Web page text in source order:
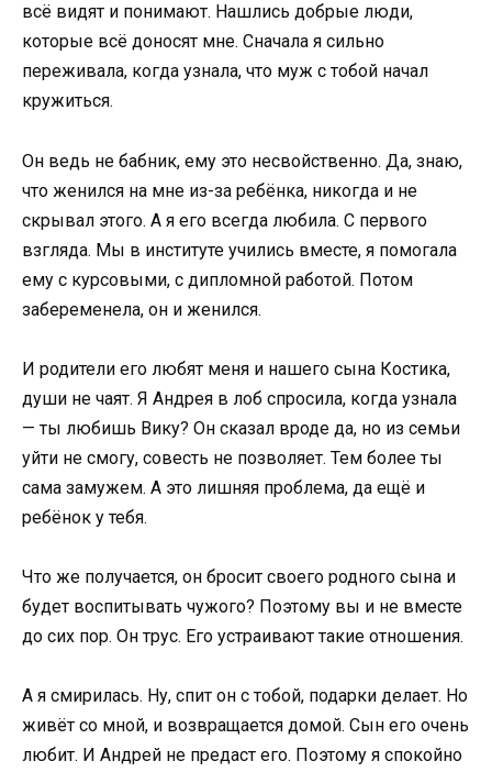
всё видят и понимают. Нашлись добрые люди,
которые всё доносят мне. Сначала я сильно
переживала, когда узнала, что муж с тобой начал
кружиться.
Он ведь не бабник, ему это несвойственно. Да, знаю,
что женился на мне из-за ребёнка, никогда и не
скрывал этого. А я его всегда любила. С первого
взгляда. Мы в институте учились вместе, я помогала
ему с курсовыми, с дипломной работой. Потом
забеременела, он и женился.
И родители его любят меня и нашего сына Костика,
души не чаят. Я Андрея в лоб спросила, когда узнала
— ты любишь Вику? Он сказал вроде да, но из семьи
уйти не смогу, совесть не позволяет. Тем более ты
сама замужем. А это лишняя проблема, да ещё и
ребёнок у тебя.
Что же получается, он бросит своего родного сына и
будет воспитывать чужого? Поэтому вы и не вместе
до сих пор. Он трус. Его устраивают такие отношения.
А я смирилась. Ну, спит он с тобой, подарки делает. Но
живёт со мной, и возвращается домой. Сын его очень
любит. И Андрей не предаст его. Поэтому я спокойно